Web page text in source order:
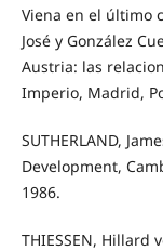
Viena en el último
José y González
Austria: las
Imperio, Madrid,
SUTHERLAND,
Development,
1986.
THIESSEN, Hillard